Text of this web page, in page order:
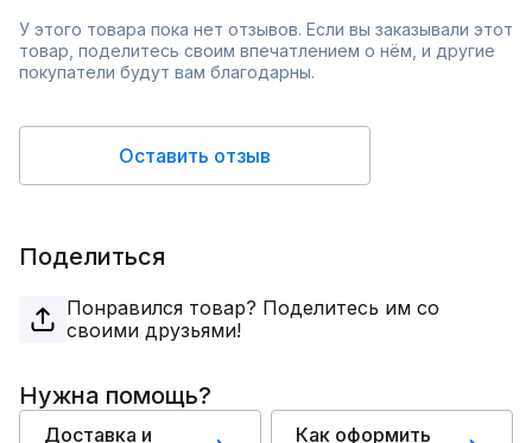
У этого товара пока нет отзывов. Если вы заказывали этот
товар, поделитесь своим впечатлением о нём, и другие
покупатели будут вам благодарны.
Оставить отзыв
Поделиться
Понравился товар? Поделитесь им со
своими друзьями!
Нужна помощь?
Доставка и
Как оформить